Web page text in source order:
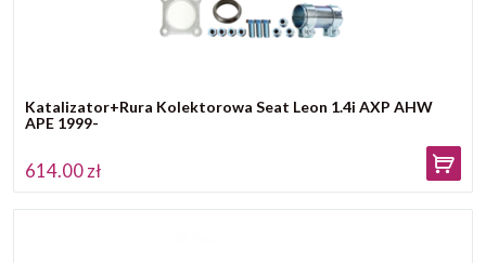
Katalizator+Rura Kolektorowa Seat Leon 1.4i AXP AHW
APE 1999-
614.00 zł